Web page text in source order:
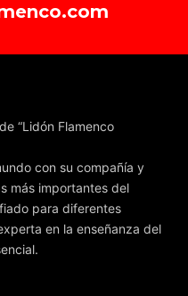
“Lidón Flamenco
con su compañía y
más importantes del
para diferentes
en la enseñanza del